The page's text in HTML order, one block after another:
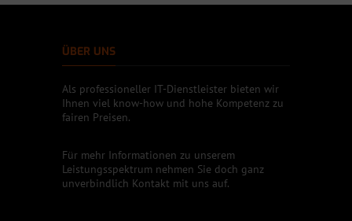
ÜBER UNS
Als professioneller IT-Dienstleister bieten wir
Ihnen viel know-how und hohe Kompetenz zu
fairen Preisen.
Für mehr Informationen zu unserem
Leistungsspektrum nehmen Sie doch ganz
unverbindlich Kontakt mit uns auf.